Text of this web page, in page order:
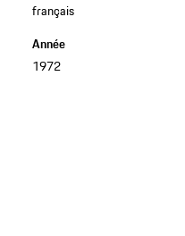
français
Année
1972